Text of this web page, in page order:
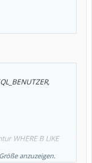
WHERE B LIKE
anzuzeigen.